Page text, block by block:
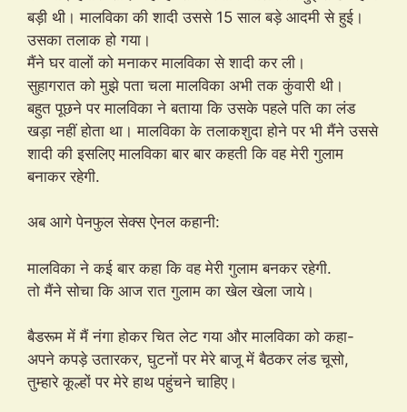
बड़ी थी। मालविका की शादी उससे 15 साल बड़े आदमी से हुई।
उसका तलाक हो गया।
मैंने घर वालों को मनाकर मालविका से शादी कर ली।
सुहागरात को मुझे पता चला मालविका अभी तक कुंवारी थी।
बहुत पूछने पर मालविका ने बताया कि उसके पहले पति का लंड
खड़ा नहीं होता था। मालविका के तलाकशुदा होने पर भी मैंने उससे
शादी की इसलिए मालविका बार बार कहती कि वह मेरी गुलाम
बनाकर रहेगी.
अब आगे पेनफुल सेक्स ऐनल कहानी:
मालविका ने कई बार कहा कि वह मेरी गुलाम बनकर रहेगी.
तो मैंने सोचा कि आज रात गुलाम का खेल खेला जाये।
बैडरूम में मैं नंगा होकर चित लेट गया और मालविका को कहा-
अपने कपड़े उतारकर, घुटनों पर मेरे बाजू में बैठकर लंड चूसो,
तुम्हारे कूल्हों पर मेरे हाथ पहुंचने चाहिए।